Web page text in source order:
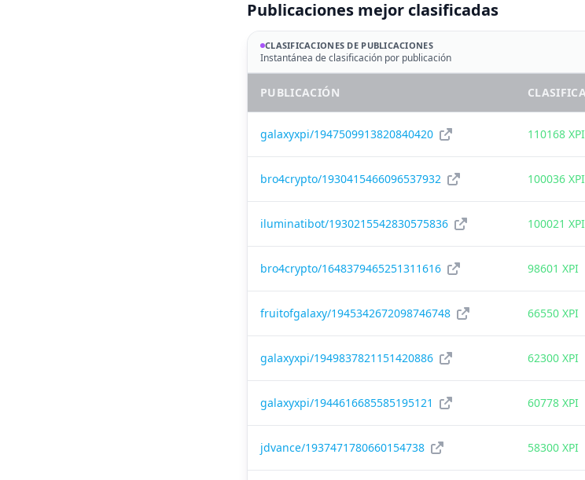
Publicaciones mejor clasificadas
CLASIFICACIONES DE PUBLICACIONES
Instantánea de clasificación por publicación
PUBLICACIÓN
galaxyxpi/1947509913820840420 110168 XPI
bro4crypto/1930415466096537932 100036 XPI
iluminatibot/1930215542830575836 100021 XPI
bro4crypto/1648379465251311616 98601 XPI
fruitofgalaxy/1945342672098746748 66550 XPI
galaxyxpi/1949837821151420886 62300 XPI
galaxyxpi/1944616685585195121 60778 XPI
jdvance/1937471780660154738 58300 XPI